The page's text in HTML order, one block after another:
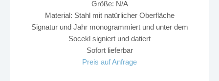
Größe: N/A
Material: Stahl mit natürlicher Oberfläche
Signatur und Jahr monogrammiert und unter dem
Socekl signiert und datiert
Sofort lieferbar
Preis auf Anfrage